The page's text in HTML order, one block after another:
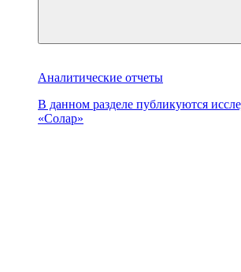
Аналитические отчеты
В данном разделе публикуются
«Солар»